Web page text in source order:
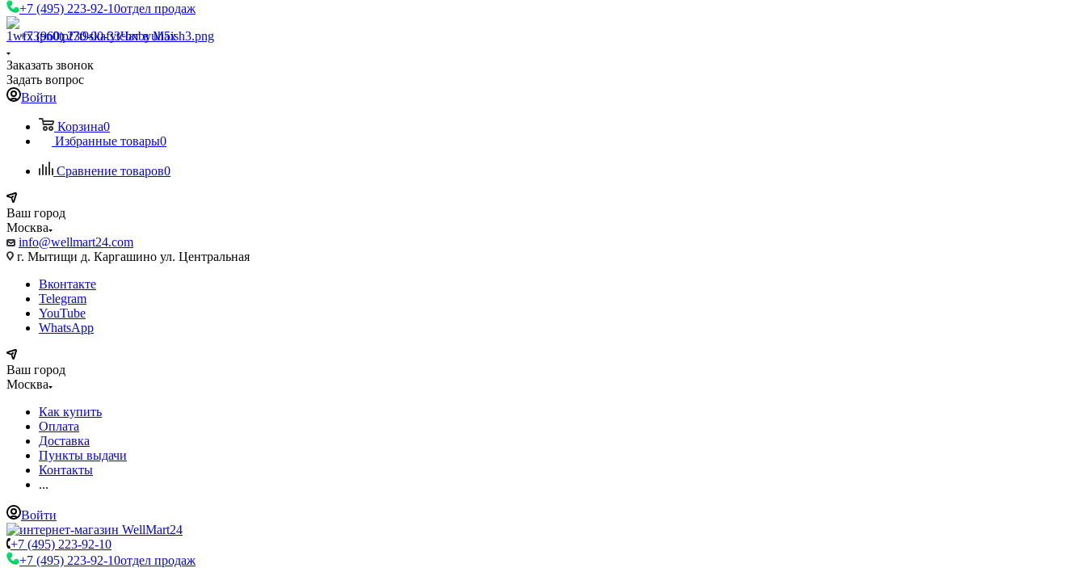
+7 (495) 223-92-10отдел продаж
+7 (960) 230-00-33Чат в Max
Заказать звонок
Задать вопрос
Войти
Корзина0
Избранные товары0
Сравнение товаров0
Ваш город
Москва
info@wellmart24.com
г. Мытищи д. Каргашино ул. Центральная
Вконтакте
Telegram
YouTube
WhatsApp
Ваш город
Москва
Как купить
Оплата
Доставка
Пункты выдачи
Контакты
...
Войти
+7 (495) 223-92-10
+7 (495) 223-92-10отдел продаж